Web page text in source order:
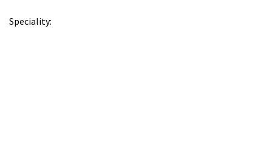
Speciality